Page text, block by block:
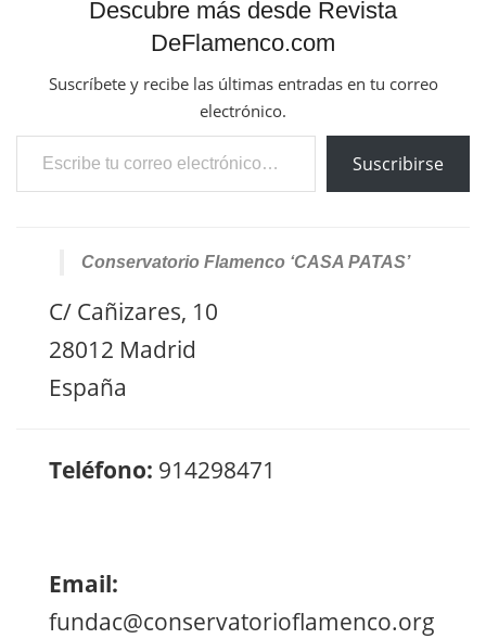
Descubre más desde Revista
DeFlamenco.com
Suscríbete y recibe las últimas entradas en tu correo
electrónico.
Escribe tu correo electrónico…
Suscribirse
Conservatorio Flamenco ‘CASA PATAS’
C/ Cañizares, 10
28012 Madrid
España
Teléfono: 914298471
Email:
fundac@conservatorioflamenco.org